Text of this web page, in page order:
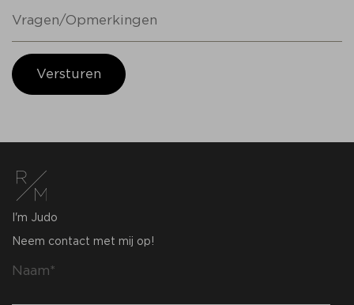
Versturen
I'm Judo
Neem contact met mij op!